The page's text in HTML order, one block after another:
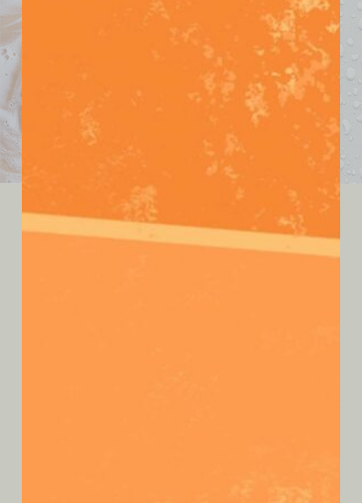
douche et le bain
Tout pour vous faire plaisir sous la douche
Voir la Boutique
les nouveautes